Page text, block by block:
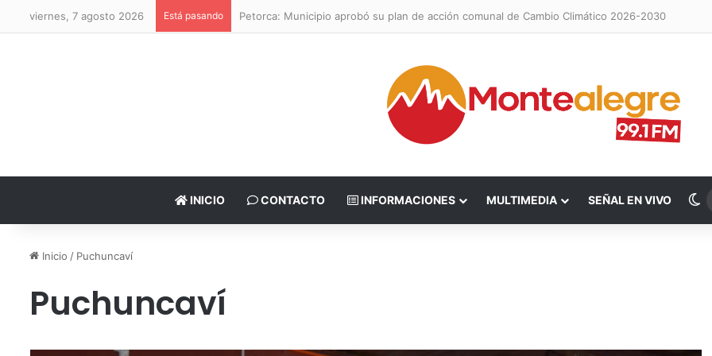
viernes, 7 agosto 2026 Está pasando Petorca: Municipio aprobó su plan de acción comunal de Cambio Climático 2026-2030
INICIO CONTACTO INFORMACIONES MULTIMEDIA SEÑAL EN VIVO
Inicio / Puchuncaví
Puchuncaví